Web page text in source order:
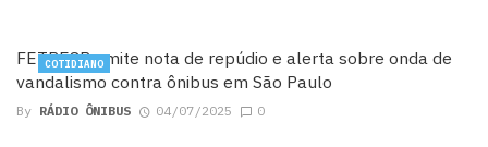
FETPESP emite nota de repúdio e alerta sobre onda de
vandalismo contra ônibus em São Paulo
By RÁDIO ÔNIBUS 04/07/2025 0
COTIDIANO